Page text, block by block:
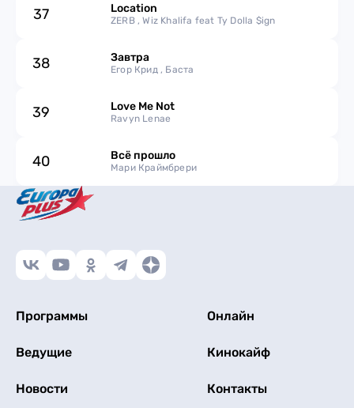
37 Location
ZERB , Wiz Khalifa feat Ty Dolla $ign
38 Завтра
Егор Крид , Баста
39 Love Me Not
Ravyn Lenae
40 Всё прошло
Мари Краймбрери
Программы Онлайн
Ведущие Кинокайф
Новости Контакты